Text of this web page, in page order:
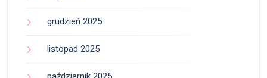
grudzień 2025
listopad 2025